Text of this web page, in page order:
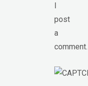
I
post
a
comment.